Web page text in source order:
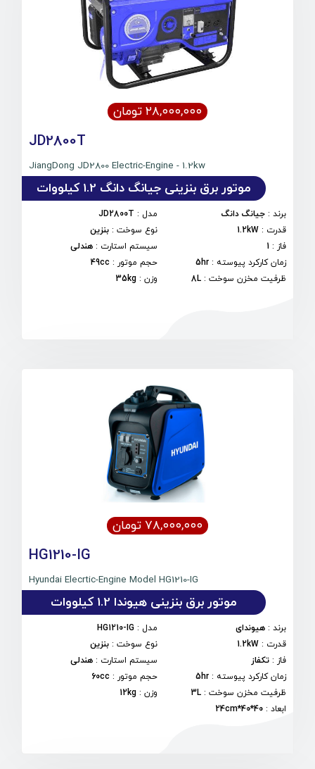
۲۸,۰۰۰,۰۰۰ تومان
JD2800T
JiangDong JD2800 Electric-Engine - 1.2kw
موتور برق بنزینی جیانگ دانگ 1.2 کیلووات
برند : جیانگ دانگ مدل :
JD2800T
قدرت :
1.2kW نوع سوخت: بنزین
فاز :
1 سیستم استارت : هندلی
زمان کارکرد پیوسته :
5hr حجم موتور :
49cc
ظرفیت مخزن سوخت :
8L وزن:
35kg
۷۸,۰۰۰,۰۰۰ تومان
HG1210-IG
Hyundai Elecrtic-Engine Model HG1210-IG
موتور برق بنزینی هیوندا 1.2 کیلووات
برند : هیوندای مدل :
HG1210-IG
قدرت :
1.2kW نوع سوخت: بنزین
فاز : تکفاز سیستم استارت : هندلی
زمان کارکرد پیوسته :
5hr حجم موتور :
60cc
ظرفیت مخزن سوخت :
3L وزن:
12kg
ابعاد :
40*40*24cm